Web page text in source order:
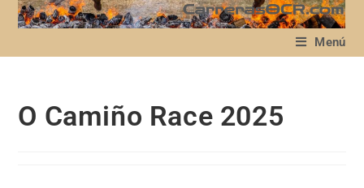
Menú
O Camiño Race 2025